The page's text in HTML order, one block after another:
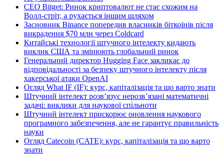
CEO Bitget: Ринок криптовалют не стає схожим на
Волл-стріт, а рухається іншим шляхом
Засновник Binance попередив власників біткоїнів після
викрадення $70 млн через Coldcard
Китайські технології штучного інтелекту кидають
виклик США та змінюють глобальний ринок
Генеральний директор Hugging Face закликає до
відповідальності за безпеку штучного інтелекту після
хакерської атаки OpenAI
Огляд What IF (IF): курс, капіталізація та що варто знати
Штучний інтелект розв’язує нерозв’язані математичні
задачі: виклики для наукової спільноти
Штучний інтелект прискорює оновлення наукового
програмного забезпечення, але не гарантує правильність
науки
Огляд Catecoin (CATE): курс, капіталізація та що варто
знати